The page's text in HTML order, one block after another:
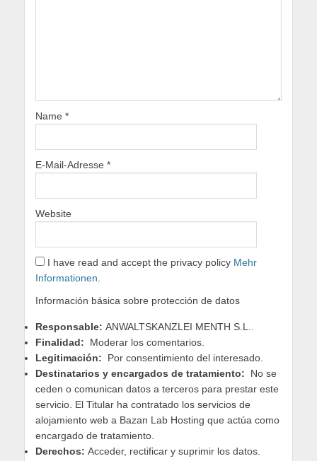
Name *
E-Mail-Adresse *
Website
I have read and accept the privacy policy Mehr
Informationen
Información básica sobre protección de datos
Responsable: ANWALTSKANZLEI MENTH S.L..
Finalidad: Moderar los comentarios.
Legitimación: Por consentimiento del interesado.
Destinatarios y encargados de tratamiento: No se
ceden o comunican datos a terceros para prestar este
servicio. El Titular ha contratado los servicios de
alojamiento web a Bazan Lab Hosting que actúa como
encargado de tratamiento.
Derechos: Acceder, rectificar y suprimir los datos.